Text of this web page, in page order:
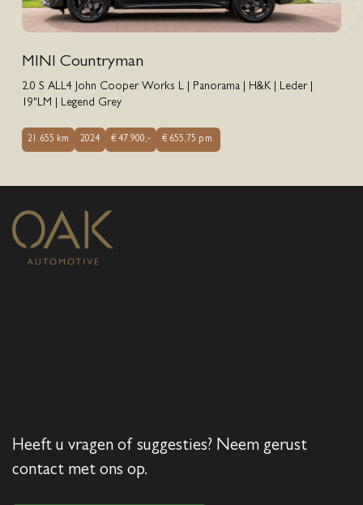
MINI Countryman
2.0 S ALL4 John Cooper Works L | Panorama | H&K | Leder |
19"LM | Legend Grey
21.655 km 2024 € 47.900,- € 655,75.p.m.
Heeft u vragen of suggesties? Neem gerust
contact met ons op.